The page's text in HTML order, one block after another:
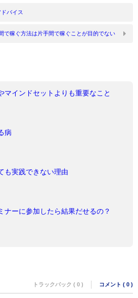
バイス
で稼ぐ方法は片手間で稼ぐことが目的でない
マインドセットよりも重要なこと
病
も実践できない理由
ナーに参加したら結果だせるの？
トラックバック ( 0 ) コメント ( 0 )